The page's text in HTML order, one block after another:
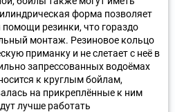
форма позволяет
резинки, что гораздо
монтаж. Резиновое кольцо
приманку и не слетает с неё в
запрессованных водоёмах
к круглым бойлам,
на прикреплённые к ним
лучше работать